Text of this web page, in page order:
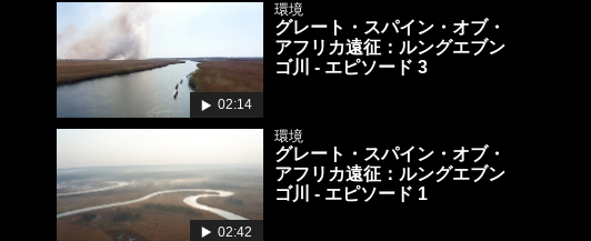
02:14
環境
グレート・スパイン・オブ・
アフリカ遠征：ルングエブン
ゴ川 - エピソード 3
02:42
環境
グレート・スパイン・オブ・
アフリカ遠征：ルングエブン
ゴ川 - エピソード 1